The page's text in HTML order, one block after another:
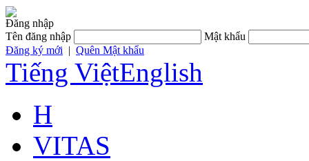
Đăng nhập
Tên đăng nhập
Mật khẩu
Đăng ký mới | Quên Mật khẩu
Tiếng ViệtEnglish
H
VITAS